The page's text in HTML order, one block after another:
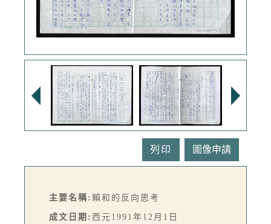
列印
主要名稱: 賴和的反向思考
成文日期: 西元1991年12月1日